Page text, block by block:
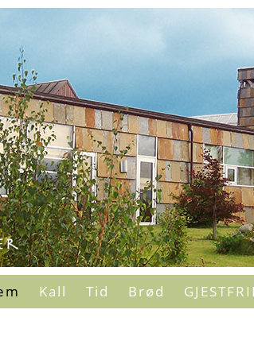
Kall Tid Brød